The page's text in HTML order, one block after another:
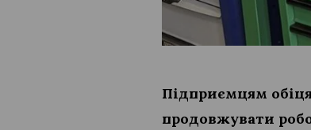
Підприємцям
продовжувати